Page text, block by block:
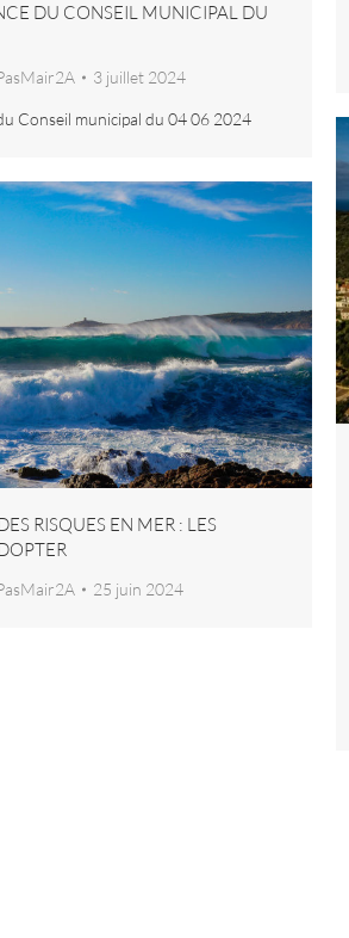
DU CONSEIL MUNICIPAL DU
3 juillet 2024
Conseil municipal du 04 06 2024
RISQUES EN MER : LES
25 juin 2024